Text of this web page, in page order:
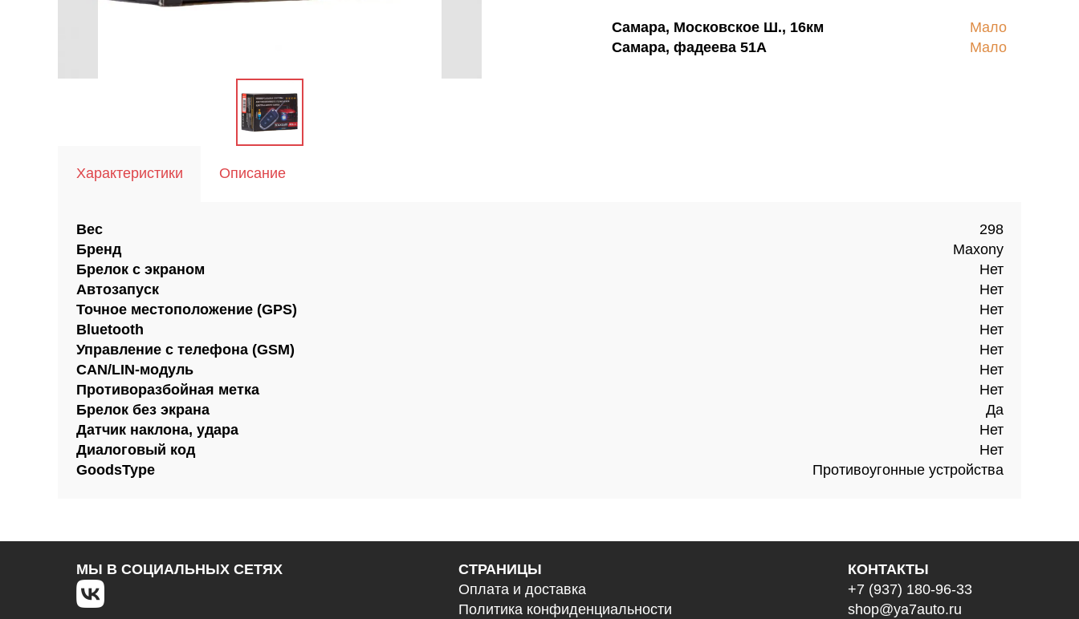
Самара, Московское Ш., 16км
Мало
Самара, фадеева 51А
Мало
Характеристики Описание
Вес
298
Бренд
Maxony
Брелок с экраном
Нет
Автозапуск
Нет
Точное местоположение (GPS)
Нет
Bluetooth
Нет
Управление с телефона (GSM)
Нет
CAN/LIN-модуль
Нет
Противоразбойная метка
Нет
Брелок без экрана
Да
Датчик наклона, удара
Нет
Диалоговый код
Нет
GoodsType
Противоугонные устройства
МЫ В СОЦИАЛЬНЫХ СЕТЯХ
СТРАНИЦЫ
Оплата и доставка
Политика конфиденциальности
КОНТАКТЫ
+7 (937) 180-96-33
shop@ya7auto.ru